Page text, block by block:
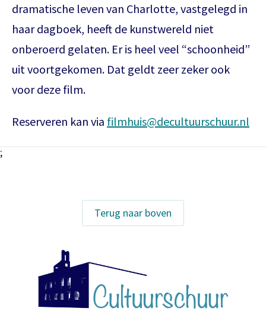
Inloggen
Wachtwoord Wachtwoord vergeten
Inloggen
Het theaterabonnement á €110 geeft
gratis toegang tot totaal 17
voorstellingen.
Het abonnement staat op naam,
kaart gratis besteld kan worden. Bij
Het abonnement bestellen gaat met
een mailtje naar
antwoord hierop krijgt u een verzoek
om de betaling te doen en zodra die
binnen is verwerken we het
abonnement.
dramatische leven van Charlotte, vastgelegd in
haar dagboek, heeft de kunstwereld niet
onberoerd gelaten. Er is heel veel “schoonheid”
uit voortgekomen. Dat geldt zeer zeker ook
voor deze film.
Reserveren kan via filmhuis@decultuurschuur.nl
;
Terug naar boven